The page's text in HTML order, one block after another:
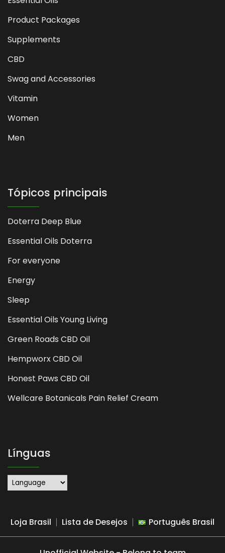
Product Packages
Supplements
CBD
Swag and Accessories
Vitamin
Women
Men
Tópicos principais
Doterra Deep Blue
Essential Oils Doterra
For everyone
Energy
Sleep
Essential Oils Young Living
Green Roads CBD Oil
Hempworx CBD Oil
Honest Paws CBD Oil
Wellcare Botanicals Pain Relief Cream
Línguas
Loja Brasil Lista de Desejos Português Brasil